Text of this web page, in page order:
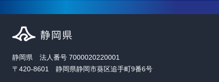
静岡県 法人番号 7000020220001
〒420-8601 静岡県静岡市葵区追手町9番6号